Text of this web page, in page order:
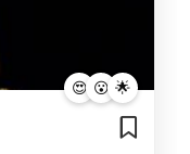
😍 😮 🌟